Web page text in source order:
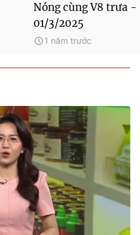
Nóng cùng V8 trưa -
01/3/2025
1 năm trước